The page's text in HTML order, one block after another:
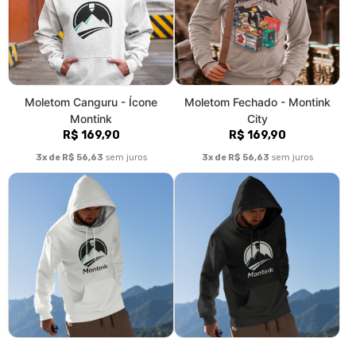
Moletom Canguru - Ícone
Montink
R$ 169,90
3x de R$ 56,63 sem juros
Moletom Fechado - Montink
City
R$ 169,90
3x de R$ 56,63 sem juros